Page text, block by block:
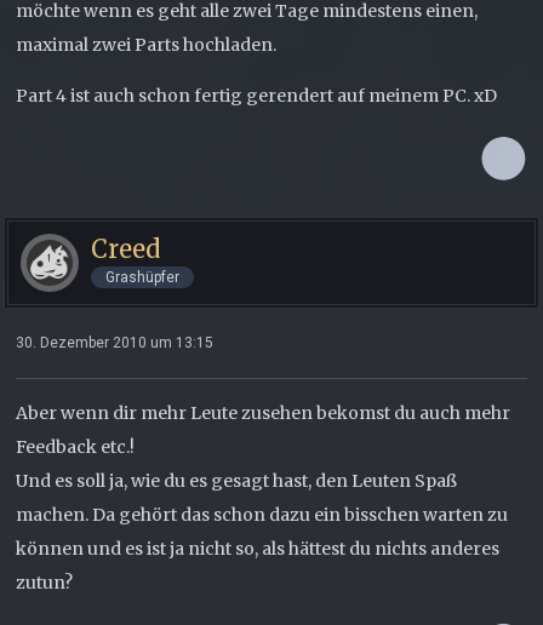
möchte wenn es geht alle zwei Tage mindestens einen,
maximal zwei Parts hochladen.
Part 4 ist auch schon fertig gerendert auf meinem PC. xD
Creed
Grashüpfer
30. Dezember 2010 um 13:15
Aber wenn dir mehr Leute zusehen bekomst du auch mehr
Feedback etc.!
Und es soll ja, wie du es gesagt hast, den Leuten Spaß
machen. Da gehört das schon dazu ein bisschen warten zu
können und es ist ja nicht so, als hättest du nichts anderes
zutun?